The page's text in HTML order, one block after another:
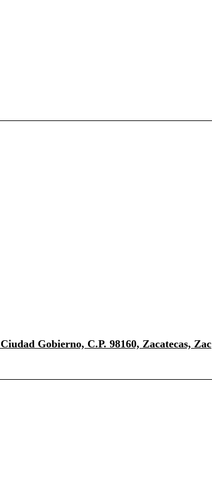
Gobierno, C.P. 98160, Zacatecas, Zac